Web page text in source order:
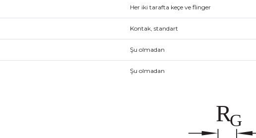
Her iki tarafta keçe ve flinger
Kontak, standart
Şu olmadan
Şu olmadan